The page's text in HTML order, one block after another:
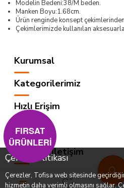
Çerez Politikası
Çerezler, Tofisa web sitesinde
hizmetin daha verimli olmasını sağlar.
0
Modelin Bedeni:38/M beden.
Manken Boyu:1.68cm.
Ürün renginde konsept
Çekimlerimizde kullanılan
Kurumsal
Kategorilerimiz
Hızlı Erişim
Sosyal
Adres & İletişim
FIRSAT
ÜRÜNLERİ